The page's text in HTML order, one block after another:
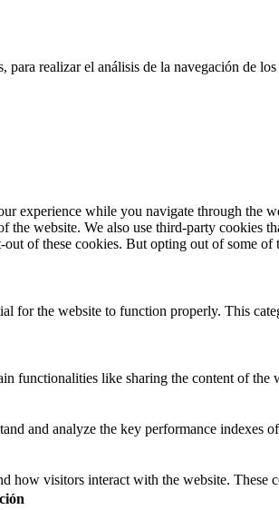
para realizar el análisis de la navegación de
experience while you navigate through the
website. We also use third-party cookies
of these cookies. But opting out of some
for the website to function properly. This
functionalities like sharing the content of
and analyze the key performance
how visitors interact with the website.